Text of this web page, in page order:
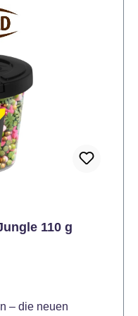
auf dem
kommen.
110 g
– die neuen